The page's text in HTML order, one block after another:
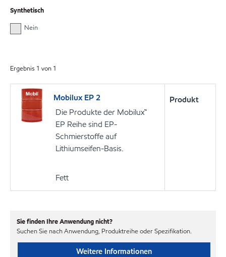
Synthetisch
Nein
Ergebnis 1 von 1
Mobilux EP 2
Die Produkte der Mobilux™
EP Reihe sind EP-
Schmierstoffe auf
Lithiumseifen-Basis.
Fett
Produkt
Sie finden Ihre Anwendung nicht?
Suchen Sie nach Anwendung, Produktreihe oder Spezifikation.
Weitere Informationen